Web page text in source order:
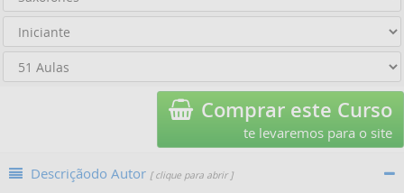
Comprar este Curso
te levaremos para o site
Descriçãodo Autor [ clique para abrir ]